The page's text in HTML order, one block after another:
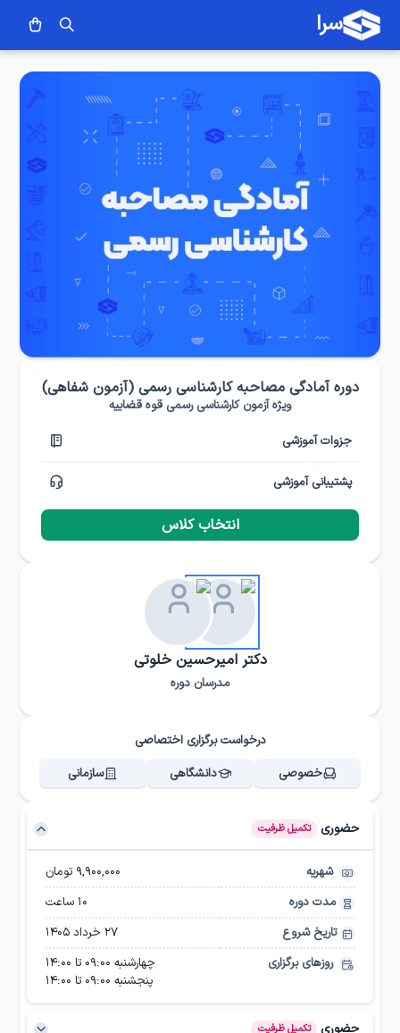
سرا
دوره آمادگی مصاحبه کارشناسی رسمی (آزمون شفاهی)
ویژه آزمون کارشناسی رسمی قوه قضاییه
جزوات آموزشی
پشتیبانی آموزشی
انتخاب کلاس
دکتر امیرحسین خلوتی
مدرسان دوره
درخواست برگزاری اختصاصی
خصوصی
دانشگاهی سازمانی
حضوری تکمیل ظرفیت
شهریه
۹,۹۰۰,۰۰۰ تومان
مدت دوره
10 ساعت
تاریخ شروع
۲۷ خرداد ۱۴۰۵
روزهای برگزاری
چهارشنبه 09:00 تا 14:00
پنجشنبه 09:00 تا 14:00
حضوری تکمیل ظرفیت